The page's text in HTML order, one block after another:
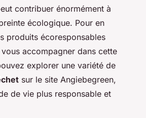
contribuer énormément à
écologique. Pour en
produits écoresponsables
accompagner dans cette
explorer une variété de
sur le site Angiebegreen,
de vie plus responsable et